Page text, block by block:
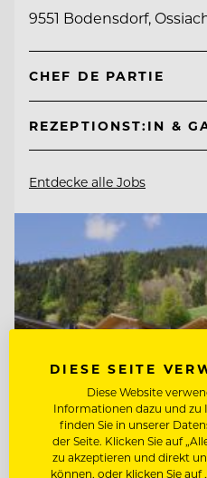
9551 Bodensdorf,
CHEF DE PARTIE
REZEPTIONST:IN &
Entdecke alle Jobs
DIESE SEITE
Diese Website
Informationen dazu und zu
finden Sie in unserer
der Seite. Klicken Sie auf
zu akzeptieren und direkt
können, oder klicken Sie auf